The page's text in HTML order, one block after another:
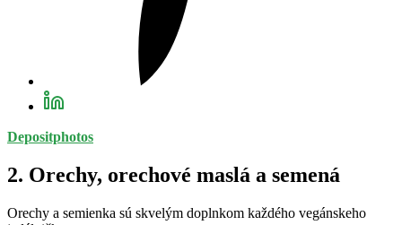
Depositphotos
2. Orechy, orechové maslá a semená
Orechy a semienka sú skvelým doplnkom každého vegánskeho